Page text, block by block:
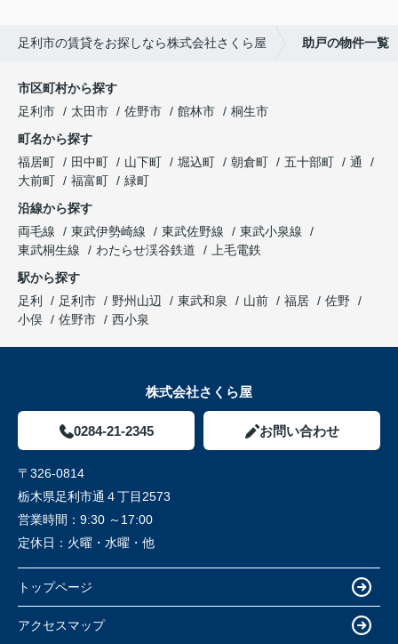
足利市の賃貸をお探しなら株式会社さくら屋 助戸の物件一覧
市区町村から探す
足利市
太田市 佐野市 館林市
桐生市
町名から探す
福居町
田中町 山下町 堀込町 朝倉町 五十部町
通
大前町
福富町
緑町
沿線から探す
両毛線
東武伊勢崎線 東武佐野線
東武小泉線
東武桐生線
わたらせ渓谷鉄道
上毛電鉄
駅から探す
足利
足利市 野州山辺 東武和泉 山前 福居
佐野
小俣
佐野市 西小泉
株式会社さくら屋
0284-21-2345 お問い合わせ
〒326-0814
栃木県足利市通４丁目2573
営業時間： 9:30 ～17:00
定休日： 火曜・水曜・他
トップページ
アクセスマップ